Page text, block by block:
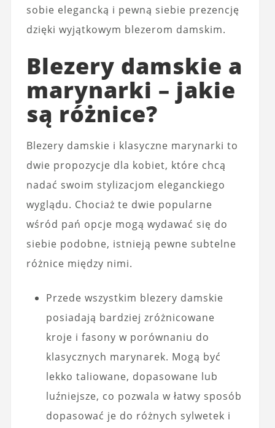
sobie elegancką i pewną siebie prezencję
dzięki wyjątkowym blezerom damskim.
Blezery damskie a
marynarki – jakie
są różnice?
Blezery damskie i klasyczne marynarki to
dwie propozycje dla kobiet, które chcą
nadać swoim stylizacjom eleganckiego
wyglądu. Chociaż te dwie popularne
wśród pań opcje mogą wydawać się do
siebie podobne, istnieją pewne subtelne
różnice między nimi.
Przede wszystkim blezery damskie
posiadają bardziej zróżnicowane
kroje i fasony w porównaniu do
klasycznych marynarek. Mogą być
lekko taliowane, dopasowane lub
luźniejsze, co pozwala w łatwy sposób
dopasować je do różnych sylwetek i